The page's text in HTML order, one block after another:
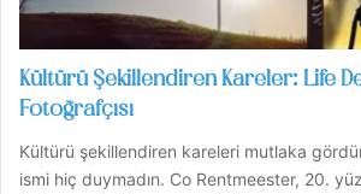
Kültürü Şekillendiren Kareler: Life
Fotoğrafçısı
Kültürü şekillendiren kareleri mutlaka
ismi hiç duymadın. Co Rentmeester, 20.